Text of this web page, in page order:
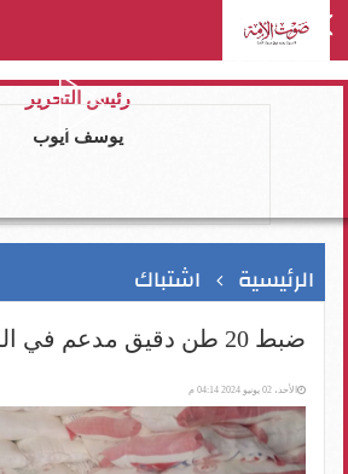
رئيس التحرير
يوسف ايوب
الرئيسية اشتباك
ضبط 20 طن دقيق مدعم في السوق السوداء
الأحد، 02 يونيو 2024 04:14 م